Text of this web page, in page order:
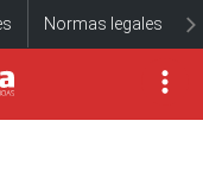
Normas legales